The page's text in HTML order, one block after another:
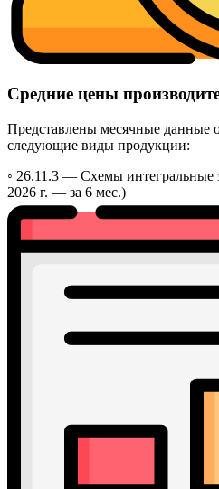
Средние цены
Представлены месячные данные
следующие виды продукции:
◦ 26.11.3 — Схемы интегральные
2026 г. — за 6 мес.)